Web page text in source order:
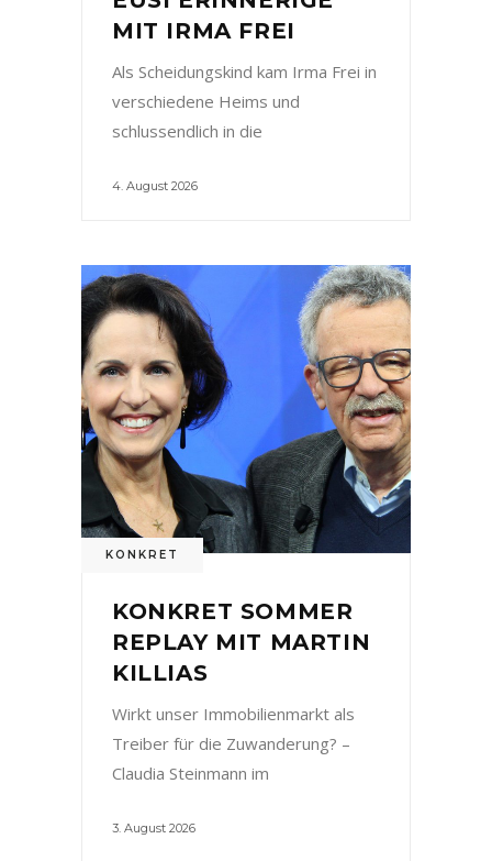
MIT IRMA FREI
Als Scheidungskind kam Irma Frei in
verschiedene Heims und
schlussendlich in die
4. August 2026
KONKRET
KONKRET SOMMER
REPLAY MIT MARTIN
KILLIAS
Wirkt unser Immobilienmarkt als
Treiber für die Zuwanderung? –
Claudia Steinmann im
3. August 2026